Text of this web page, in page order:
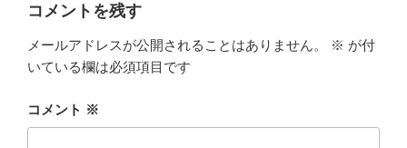
コメントを残す
メールアドレスが公開されることはありません。 ※ が付
いている欄は必須項目です
コメント ※